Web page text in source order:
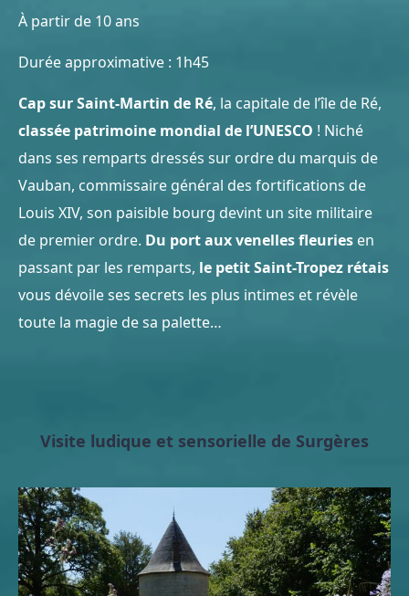
À partir de 10 ans
Durée approximative : 1h45
Cap sur Saint-Martin de Ré, la capitale de l’île de Ré,
classée patrimoine mondial de l’UNESCO ! Niché
dans ses remparts dressés sur ordre du marquis de
Vauban, commissaire général des fortifications de
Louis XIV, son paisible bourg devint un site militaire
de premier ordre. Du port aux venelles fleuries en
passant par les remparts, le petit Saint-Tropez rétais
vous dévoile ses secrets les plus intimes et révèle
toute la magie de sa palette…
Visite ludique et sensorielle de Surgères